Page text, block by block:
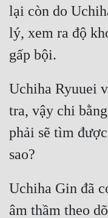
lại còn do
lý, xem ra độ
Uchiha Ryuuei
tra, vậy chi
phải sẽ tìm
Uchiha Gin đã